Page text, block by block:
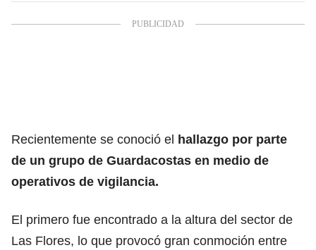
Recientemente se conoció el hallazgo por parte
de un grupo de Guardacostas en medio de
operativos de vigilancia.
El primero fue encontrado a la altura del sector de
Las Flores, lo que provocó gran conmoción entre